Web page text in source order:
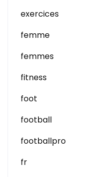
exercices
femme
femmes
fitness
foot
football
footballpro
fr